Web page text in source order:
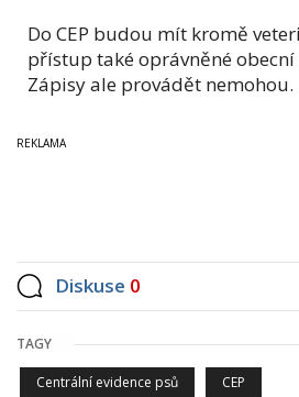
Do CEP budou mít kromě
přístup také oprávněné obecní
Zápisy ale provádět nemohou.
Diskuse 0
TAGY
Centrální evidence psů CEP